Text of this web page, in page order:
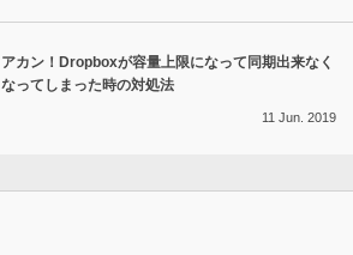
アカン！Dropboxが容量上限になって同期出来なく
なってしまった時の対処法
11 Jun. 2019